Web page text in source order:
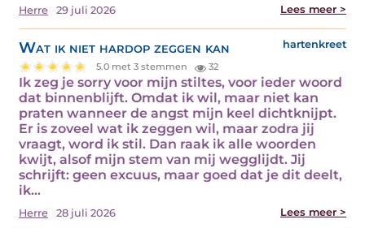
Herre 29 juli 2026 Lees meer >
Wat ik niet hardop zeggen kan hartenkreet
5.0 met 3 stemmen 32
Ik zeg je sorry voor mijn stiltes, voor ieder woord
dat binnenblijft. Omdat ik wil, maar niet kan
praten wanneer de angst mijn keel dichtknijpt.
Er is zoveel wat ik zeggen wil, maar zodra jij
vraagt, word ik stil. Dan raak ik alle woorden
kwijt, alsof mijn stem van mij wegglijdt. Jij
schrijft: geen excuus, maar goed dat je dit deelt,
ik…
Herre 28 juli 2026 Lees meer >